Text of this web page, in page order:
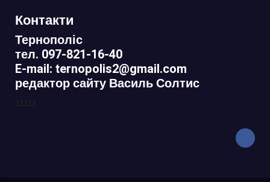
Контакти
Тернополіс
тел. 097-821-16-40
E-mail: ternopolis2@gmail.com
редактор сайту Василь Солтис